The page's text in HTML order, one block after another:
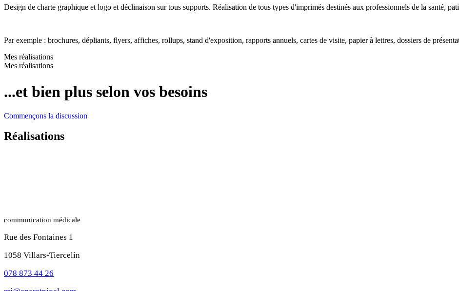
Design de charte graphique et logo et déclinaison sur tous supports. Réalisation de tous types d'imprimés destinés aux professionnels de la santé,
Par exemple : brochures, dépliants, flyers, affiches, rollups, stand d'exposition, rapports annuels, cartes de visite, papier à lettres, dossiers de
Mes réalisations
Mes réalisations
...et bien plus selon vos besoins
Commençons la discussion
Réalisations
communication médicale
Rue des Fontaines 1
1058 Villars-Tiercelin
078 873 44 26